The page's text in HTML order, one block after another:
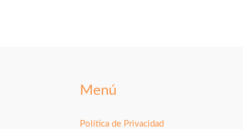
Menú
Política de Privacidad